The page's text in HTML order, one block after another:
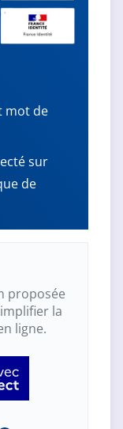
mot de
sur
de
proposée
la
ligne.